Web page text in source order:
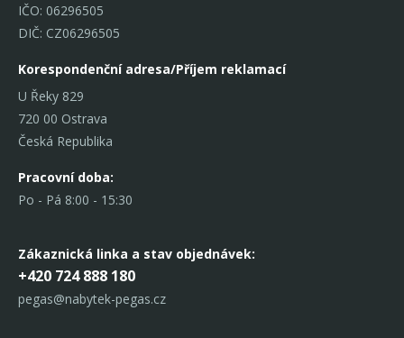
IČO: 06296505
DIČ: CZ06296505
Korespondenční adresa/Příjem reklamací
U Řeky 829
720 00 Ostrava
Česká Republika
Pracovní doba:
Po - Pá 8:00 - 15:30
Zákaznická linka a stav objednávek:
+420 724 888 180
pegas@nabytek-pegas.cz